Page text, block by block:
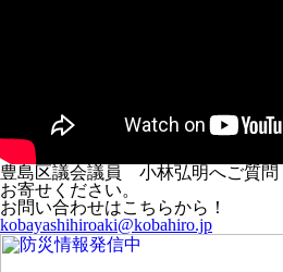
豊島区議会議員 小林弘明へご質問
お寄せください。
お問い合わせはこちらから！
kobayashihiroaki@kobahiro.jp